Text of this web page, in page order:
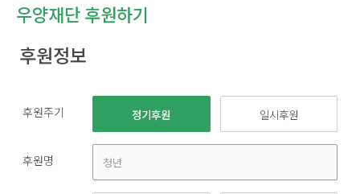
우양재단 후원하기
후원정보
후원주기 정기후원 일시후원
후원명